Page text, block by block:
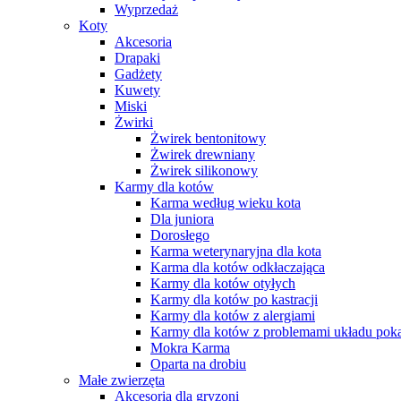
Wyprzedaż
Koty
Akcesoria
Drapaki
Gadżety
Kuwety
Miski
Żwirki
Żwirek bentonitowy
Żwirek drewniany
Żwirek silikonowy
Karmy dla kotów
Karma według wieku kota
Dla juniora
Dorosłego
Karma weterynaryjna dla kota
Karma dla kotów odkłaczająca
Karmy dla kotów otyłych
Karmy dla kotów po kastracji
Karmy dla kotów z alergiami
Karmy dla kotów z problemami układu
Mokra Karma
Oparta na drobiu
Małe zwierzęta
Akcesoria dla gryzoni